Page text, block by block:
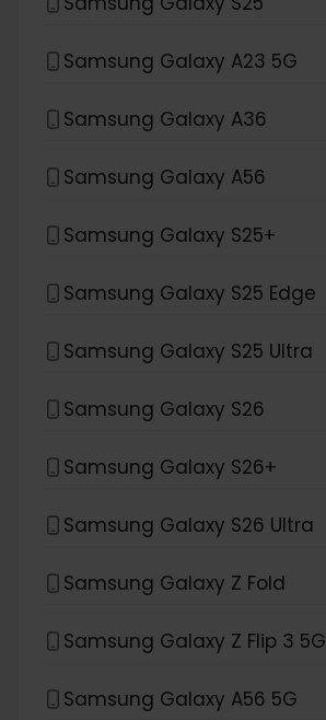
Samsung Galaxy A23 5G
Samsung Galaxy A36
Samsung Galaxy A56
Samsung Galaxy S25+
Samsung Galaxy S25 Edge
Samsung Galaxy S25 Ultra
Samsung Galaxy S26
Samsung Galaxy S26+
Samsung Galaxy S26 Ultra
Samsung Galaxy Z Fold
Samsung Galaxy Z Flip 3 5G
Samsung Galaxy A56 5G